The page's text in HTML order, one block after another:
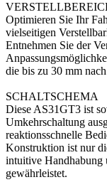
Optimieren Sie Ihr
vielseitigen
Entnehmen Sie der
die bis zu 30 mm
SCHALTSCHEMA
Diese AS31GT3 ist
Umkehrschaltung
reaktionsschnelle
Konstruktion ist nur
intuitive Handhabung
gewährleistet.